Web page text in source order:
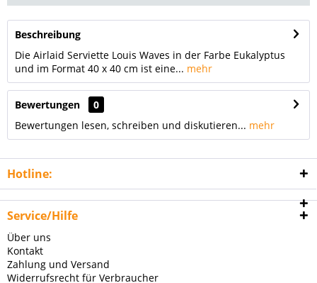
Beschreibung
Die Airlaid Serviette Louis Waves in der Farbe Eukalyptus
und im Format 40 x 40 cm ist eine... mehr
Bewertungen
0
Bewertungen lesen, schreiben und diskutieren... mehr
Hotline:
Service/Hilfe
Über uns
Kontakt
Zahlung und Versand
Widerrufsrecht für Verbraucher